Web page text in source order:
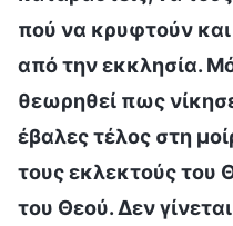
πού να κρυφτούν
από την εκκλησία.
θεωρηθεί πως
έβαλες τέλος στη
τους εκλεκτούς του
του Θεού. Δεν